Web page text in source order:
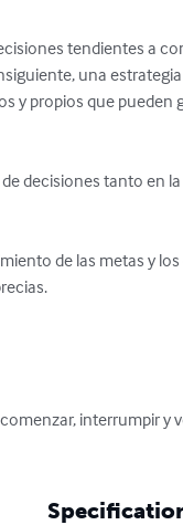
tendientes a
una
y propios que pueden
decisiones tanto en
de las metas y
interrumpir y